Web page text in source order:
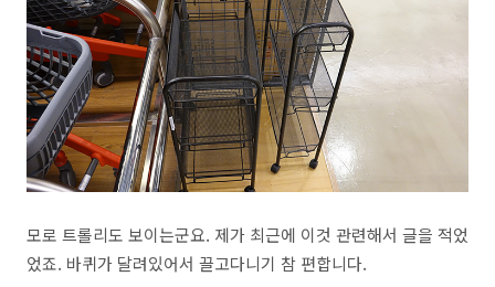
모로 트롤리도 보이는군요. 제가 최근에 이것 관련해서 글을 적었
었죠. 바퀴가 달려있어서 끌고다니기 참 편합니다.